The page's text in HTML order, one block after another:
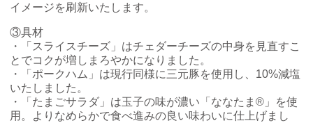
イメージを刷新いたします。
③具材
・「スライスチーズ」はチェダーチーズの中身を見直すこ
とでコクが増しまろやかになりました。
・「ポークハム」は現行同様に三元豚を使用し、10%減塩
いたしました。
・「たまごサラダ」は玉子の味が濃い「ななたま®」を使
用。よりなめらかで食べ進みの良い味わいに仕上げまし